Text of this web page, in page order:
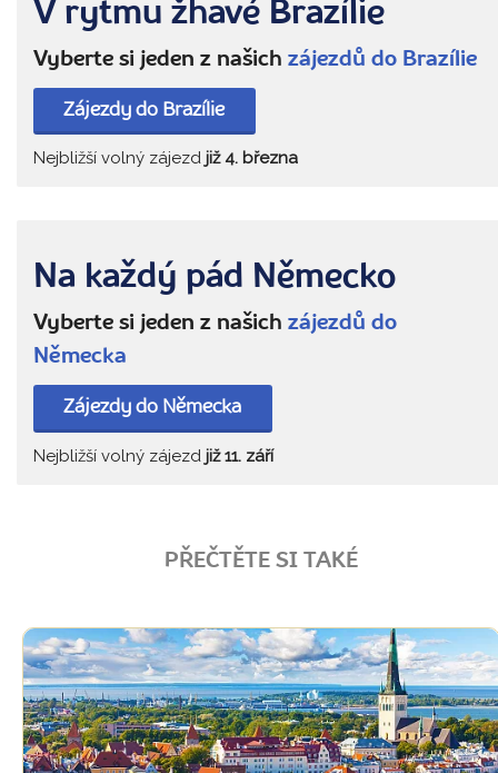
V rytmu žhavé Brazílie
Vyberte si jeden z našich zájezdů do Brazílie
Zájezdy do Brazílie
Nejbližší volný zájezd již 4. března
Na každý pád Německo
Vyberte si jeden z našich zájezdů do
Německa
Zájezdy do Německa
Nejbližší volný zájezd již 11. září
PŘEČTĚTE SI TAKÉ